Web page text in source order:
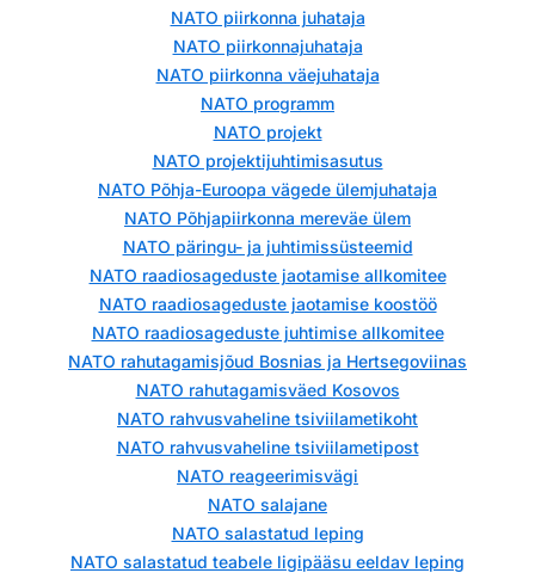
NATO piirkonna juhataja
NATO piirkonnajuhataja
NATO piirkonna väejuhataja
NATO programm
NATO projekt
NATO projektijuhtimisasutus
NATO Põhja-Euroopa vägede ülemjuhataja
NATO Põhjapiirkonna mereväe ülem
NATO päringu- ja juhtimissüsteemid
NATO raadiosageduste jaotamise allkomitee
NATO raadiosageduste jaotamise koostöö
NATO raadiosageduste juhtimise allkomitee
NATO rahutagamisjõud Bosnias ja Hertsegoviinas
NATO rahutagamisväed Kosovos
NATO rahvusvaheline tsiviilametikoht
NATO rahvusvaheline tsiviilametipost
NATO reageerimisvägi
NATO salajane
NATO salastatud leping
NATO salastatud teabele ligipääsu eeldav leping